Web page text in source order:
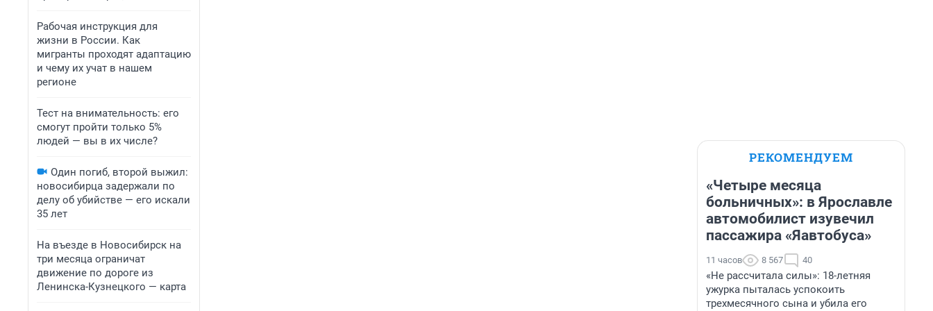
Рабочая инструкция для
жизни в России. Как
мигранты проходят адаптацию
и чему их учат в нашем
регионе
Тест на внимательность: его
смогут пройти только 5%
людей — вы в их числе?
Один погиб, второй выжил:
новосибирца задержали по
делу об убийстве — его искали
35 лет
На въезде в Новосибирск на
три месяца ограничат
движение по дороге из
Ленинска-Кузнецкого — карта
РЕКОМЕНДУЕМ
«Четыре месяца
больничных»: в Ярославле
автомобилист изувечил
пассажира «Яавтобуса»
11 часов 8 567 40
«Не рассчитала силы»: 18-летняя
ужурка пыталась успокоить
трехмесячного сына и убила его